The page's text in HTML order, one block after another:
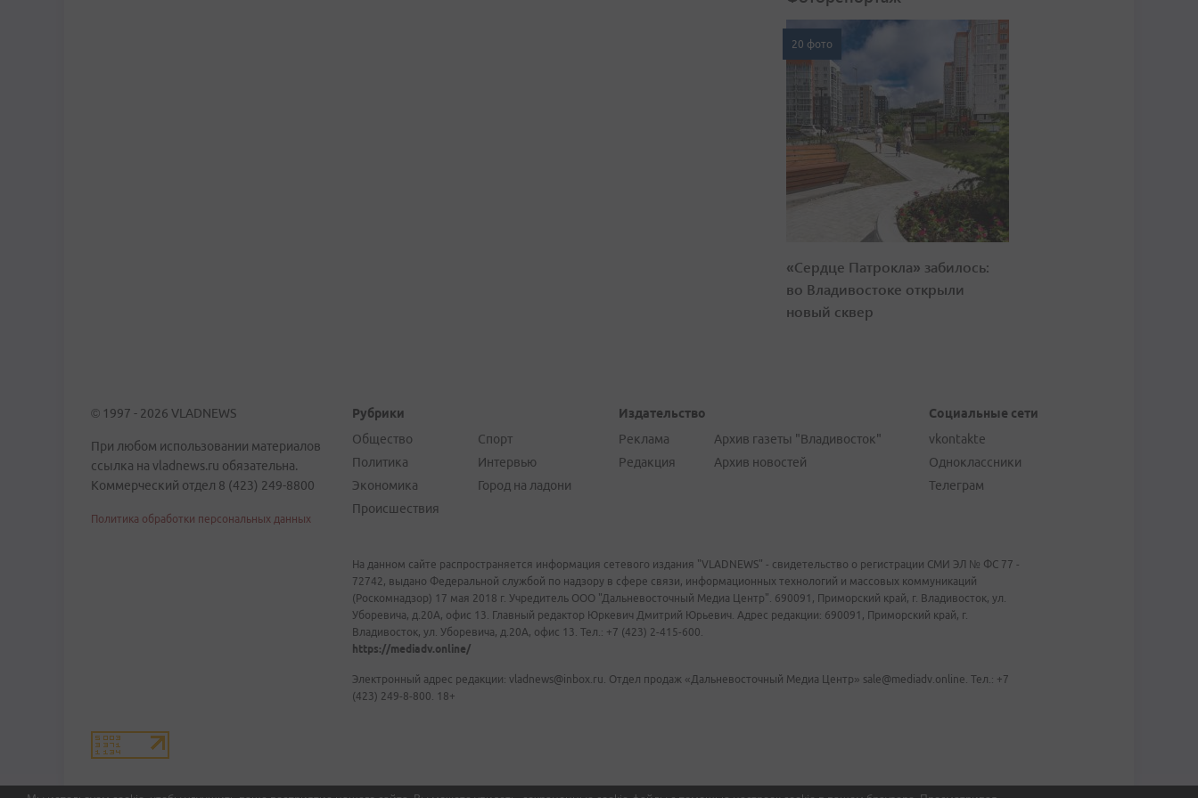
20 фото
«Сердце Патрокла» забилось:
во Владивостоке открыли
новый сквер
© 1997 - 2026 VLADNEWS
При любом использовании материалов
ссылка на vladnews.ru обязательна.
Коммерческий отдел 8 (423) 249-8800
Политика обработки персональных данных
Рубрики
Общество
Политика
Экономика
Происшествия
Спорт
Интервью
Город на ладони
Издательство
Реклама
Редакция
Архив газеты "Владивосток"
Архив новостей
Социальные сети
vkontakte
Одноклассники
Телеграм
На данном сайте распространяется информация сетевого издания "VLADNEWS" - свидетельство о регистрации СМИ ЭЛ № ФС 77 -
72742, выдано Федеральной службой по надзору в сфере связи, информационных технологий и массовых коммуникаций
(Роскомнадзор) 17 мая 2018 г. Учредитель ООО "Дальневосточный Медиа Центр". 690091, Приморский край, г. Владивосток, ул.
Уборевича, д.20А, офис 13. Главный редактор Юркевич Дмитрий Юрьевич. Адрес редакции: 690091, Приморский край, г.
Владивосток, ул. Уборевича, д.20А, офис 13. Тел.: +7 (423) 2-415-600.
https://mediadv.online/
Электронный адрес редакции: vladnews@inbox.ru. Отдел продаж «Дальневосточный Медиа Центр» sale@mediadv.online. Тел.: +7
(423) 249-8-800. 18+